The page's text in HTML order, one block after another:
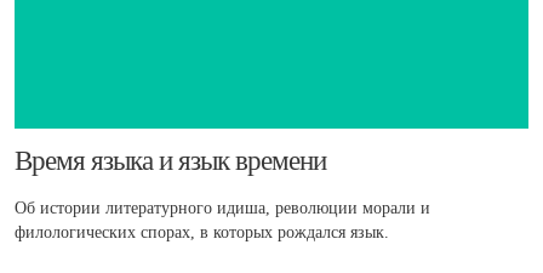
​​Время языка и язык времени
Об истории литературного идиша, революции морали и
филологических спорах, в которых рождался язык.